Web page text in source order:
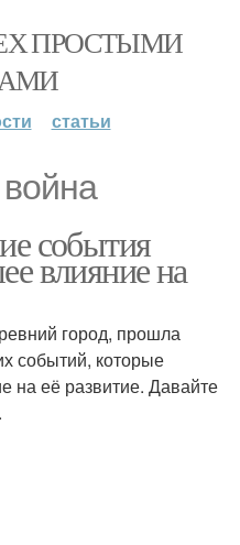
ПРОСТЫМИ
статьи
события
влияние на
город, прошла
событий, которые
на её развитие. Давайте